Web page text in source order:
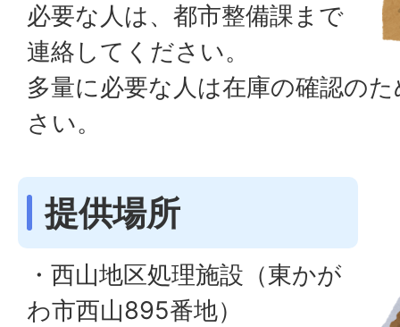
必要な人は、都市整備課まで
連絡してください。
多量に必要な人は在庫の確認の
さい。
提供場所
・西山地区処理施設（東かが
わ市西山895番地）